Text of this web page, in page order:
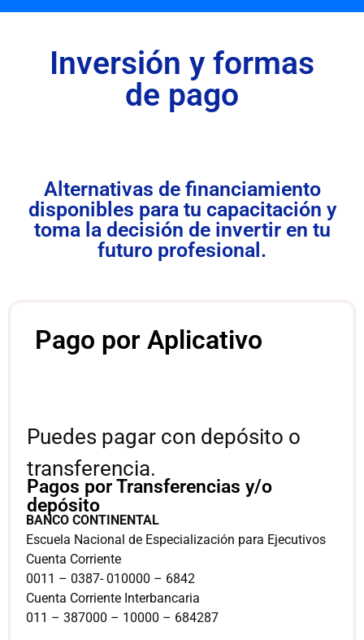
Inversión y formas
de pago
Alternativas de financiamiento
disponibles para tu capacitación y
toma la decisión de invertir en tu
futuro profesional.
Pago por Aplicativo
Puedes pagar con depósito o
transferencia.
BANCO CONTINENTAL
Escuela Nacional de Especialización para Ejecutivos
Cuenta Corriente
0011 – 0387- 010000 – 6842
Cuenta Corriente Interbancaria
011 – 387000 – 10000 – 684287
Pagos por Transferencias y/o
depósito